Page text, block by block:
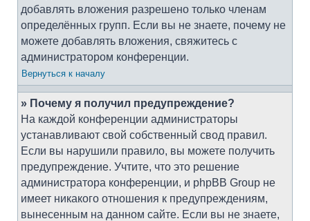
добавлять вложения разрешено только членам
определённых групп. Если вы не знаете, почему не
можете добавлять вложения, свяжитесь с
администратором конференции.
Вернуться к началу
» Почему я получил предупреждение?
На каждой конференции администраторы
устанавливают свой собственный свод правил.
Если вы нарушили правило, вы можете получить
предупреждение. Учтите, что это решение
администратора конференции, и phpBB Group не
имеет никакого отношения к предупреждениям,
вынесенным на данном сайте. Если вы не знаете,